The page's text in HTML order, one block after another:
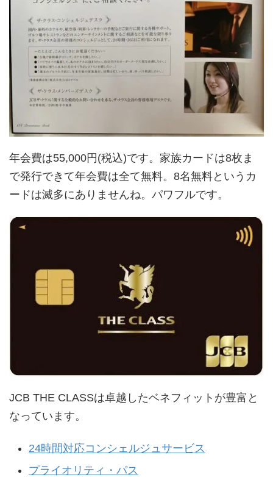
年会費は55,000円(税込)です。家族カードは8枚ま
で発行できて年会費は全て無料。8名無料というカ
ードは滅多にありませんね。パワフルです。
JCB THE CLASSは卓越したベネフィットが豊富と
なっています。
24時間対応コンシェルジュサービス
プライオリティ・パス